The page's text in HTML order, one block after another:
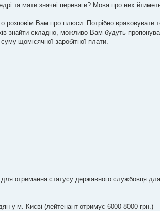
та мати значні переваги? Мова про них
розповім Вам про плюси. Потрібно враховувати
знайти складно, можливо Вам будуть
щомісячної заробітної плати.
отримання статусу державного службовця
у м. Києві (лейтенант отримує 6000-8000 грн.)